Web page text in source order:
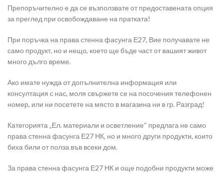
Препоръчително е да се възползвате от предоставената опция
за преглед при освобождаване на пратката!
При поръчка на права стенна фасунга Е27, Вие получавате не
само продукт, но и нещо, което ще бъде част от вашият живот
много дълго време.
Ако имате нужда от допълнителна информация или
консултация с нас, моля свържете се на посочения телефонен
номер, или ни посетете на място в магазина ни в гр. Разград!
Категорията „Ел. материали и осветление“ предлага не само
права стенна фасунга Е27 НК, но и много други продукти, които
биха били от полза във всеки дом.
За права стенна фасунга Е27 НК и още подобни продукти може